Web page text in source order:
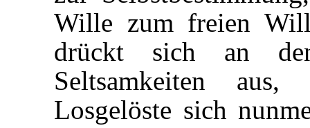
Wille zum freien
drückt sich an
Seltsamkeiten
Losgelöste sich